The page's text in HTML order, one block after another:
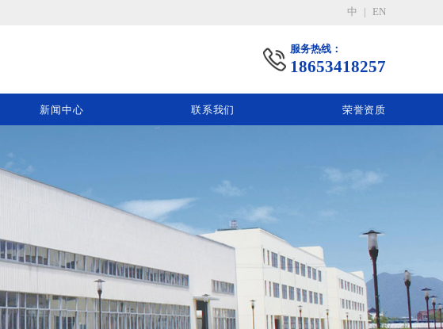
中 EN
服务热线：
18653418257
新闻中心 联系我们 荣誉资质